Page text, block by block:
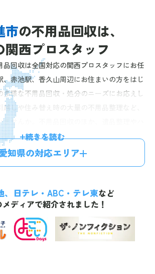
市の不用品回収は、
関西プロスタッフ
品回収は全国対応の関西プロスタッフにお任
、赤池駅、香久山周辺にお住まいの方をはじ
多様な不用品回収・処分のニーズにお応えし
越しや住み替え時の大量の不用品整理など、
ませんか。不用品回収のほか、遺品整理やハ
費用がお得になる不用品買取などのサービス
ー世帯、若い世代の方、ご高齢の方など、
相談いただいております。経験豊富なスタッ
しますので、安心してお任せいただけます。
分、無料のお見積りにお伺い。明確な料金体
追加料金はございませんので、お気軽にお問
続きを読む
知県の対応エリア
、日テレ・ABC・テレ東など
ディアで紹介されました！